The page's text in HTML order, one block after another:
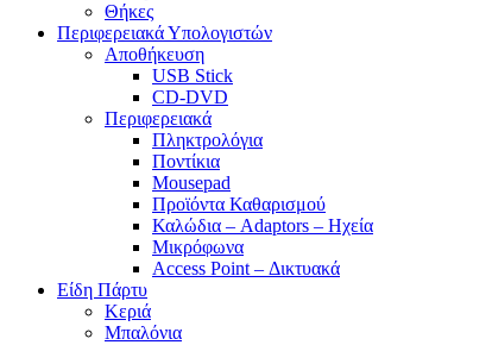
Θήκες
Περιφερειακά Υπολογιστών
Αποθήκευση
USB Stick
CD-DVD
Περιφερειακά
Πληκτρολόγια
Ποντίκια
Mousepad
Προϊόντα Καθαρισμού
Καλώδια – Adaptors – Ηχεία
Μικρόφωνα
Access Point – Δικτυακά
Είδη Πάρτυ
Κεριά
Μπαλόνια